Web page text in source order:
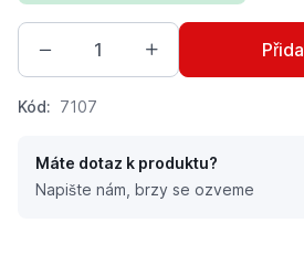
Kód: 7107
Máte dotaz k produktu?
Napište nám, brzy se ozveme